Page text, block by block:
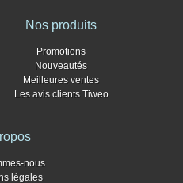
Nos produits
Promotions
Nouveautés
Meilleures ventes
Les avis clients Tiweo
nous
légales